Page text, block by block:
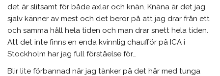
det är slitsamt för både axlar och knän. Knäna är det jag
själv känner av mest och det beror på att jag drar från ett
och samma håll hela tiden och man drar snett hela tiden.
Att det inte finns en enda kvinnlig chaufför på ICA i
Stockholm har jag full förståelse för…
Blir lite förbannad när jag tänker på det här med tunga